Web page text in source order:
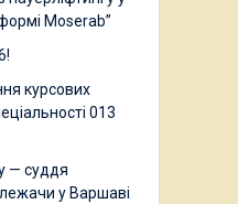
Moserab”
курсових
013
— суддя
у Варшаві